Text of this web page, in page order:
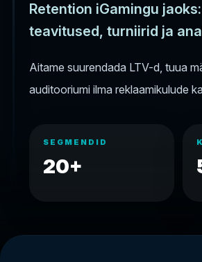
Retention iGamingu
teavitused, turniirid ja
Aitame suurendada LTV-d, tuua
auditooriumi ilma reklaamikulude
SEGMENDID
20+